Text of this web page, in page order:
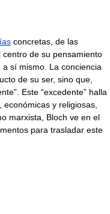
concretas, de las
de su pensamiento
sí mismo. La conciencia
de su ser, sino que,
Este “excedente” halla
y religiosas,
marxista, Bloch ve en el
para trasladar este